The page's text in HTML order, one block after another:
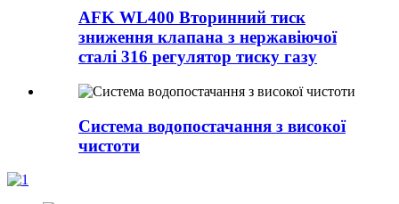
AFK WL400 Вторинний тиск
зниження клапана з нержавіючої
сталі 316 регулятор тиску газу
Система водопостачання з високої
чистоти